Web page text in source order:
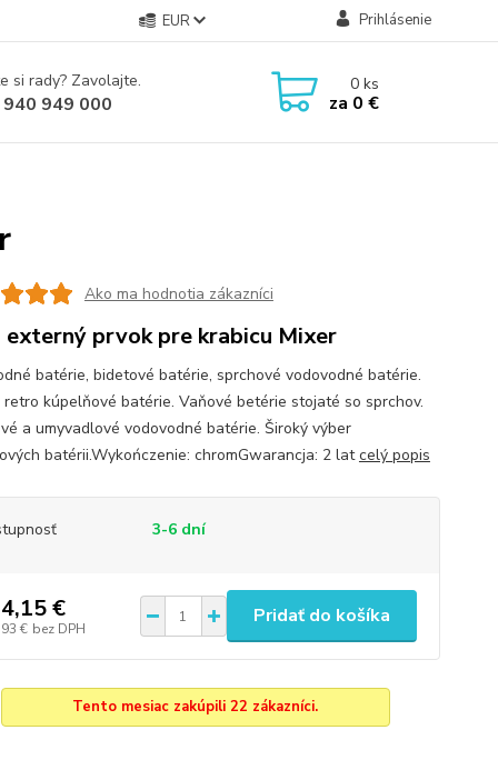
EUR Prihlásenie
si rady? Zavolajte.
949 000
0ks
za 0 €
Ako ma hodnotia zákazníci
externý prvok pre krabicu Mixer
batérie, bidetové batérie, sprchové vodovodné batérie.
retro kúpelňové batérie. Vaňové betérie stojaté so sprchov.
a umyvadlové vodovodné batérie. Široký výber
batérii.Wykończenie: chromGwarancja: 2 latcelý popis
3-6 dní
€
€ bez DPH
Pridať do košíka
Tento mesiac zakúpili 22 zákazníci.